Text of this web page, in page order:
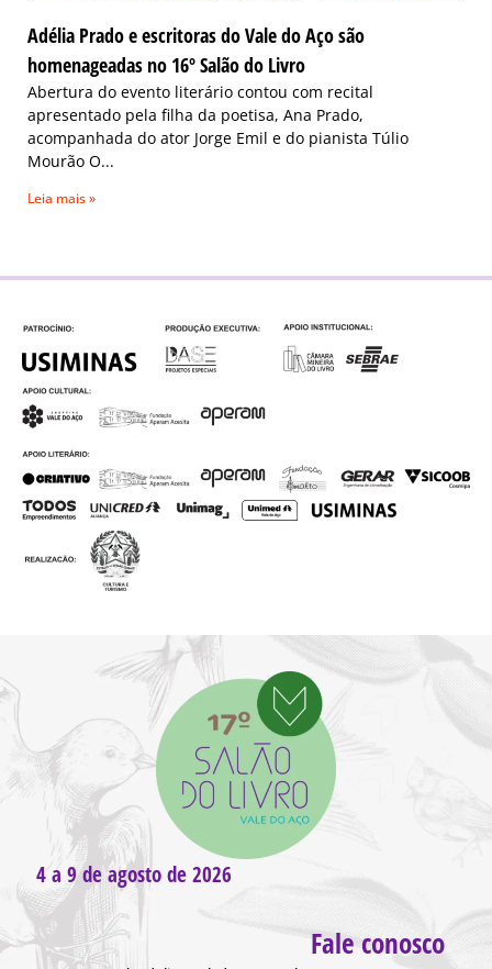
Adélia Prado e escritoras do Vale do Aço são
homenageadas no 16º Salão do Livro
Abertura do evento literário contou com recital
apresentado pela filha da poetisa, Ana Prado,
acompanhada do ator Jorge Emil e do pianista Túlio
Mourão O
Leia mais »
4 a 9 de agosto de 2026
Fale conosco